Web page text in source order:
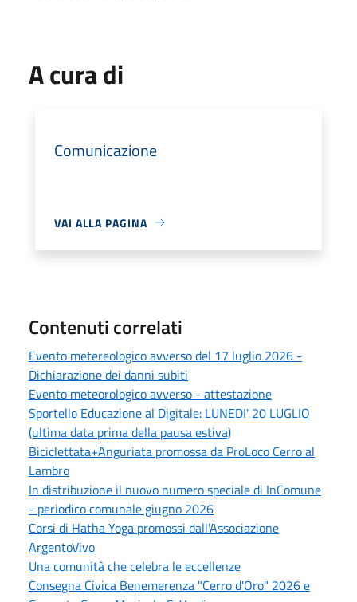
A cura di
Comunicazione
VAI ALLA PAGINA
Contenuti correlati
Evento metereologico avverso del 17 luglio 2026 -
Dichiarazione dei danni subiti
Evento meteorologico avverso - attestazione
Sportello Educazione al Digitale: LUNEDI' 20 LUGLIO
(ultima data prima della pausa estiva)
Biciclettata+Anguriata promossa da ProLoco Cerro al
Lambro
In distribuzione il nuovo numero speciale di InComune
- periodico comunale giugno 2026
Corsi di Hatha Yoga promossi dall'Associazione
ArgentoVivo
Una comunità che celebra le eccellenze
Consegna Civica Benemerenza "Cerro d'Oro" 2026 e